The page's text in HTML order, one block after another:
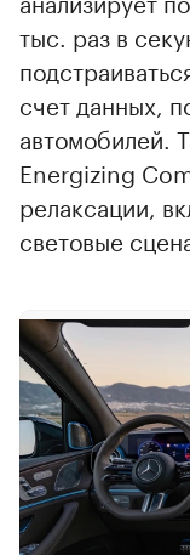
тыс. раз в
счет данных,
автомобилей.
Energizing
релаксации,
световые